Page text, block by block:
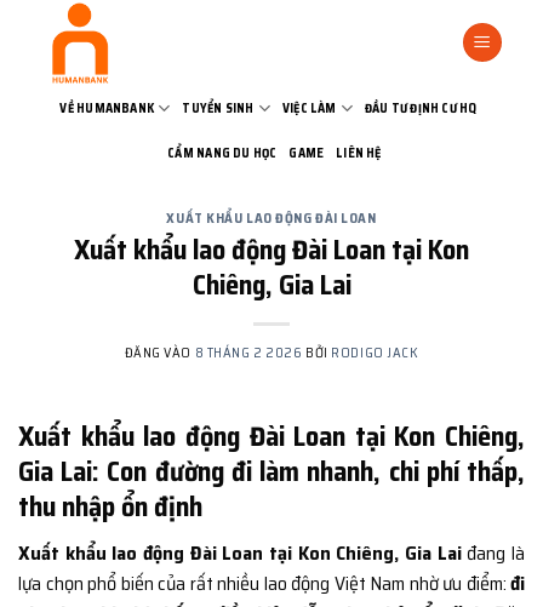
VỀ HUMANBANK TUYỂN SINH VIỆC LÀM ĐẦU TƯ ĐỊNH CƯ HQ
CẨM NANG DU HỌC GAME LIÊN HỆ
XUẤT KHẨU LAO ĐỘNG ĐÀI LOAN
Xuất khẩu lao động Đài Loan tại Kon
Chiêng, Gia Lai
ĐĂNG VÀO 8 THÁNG 2 2026 BỞI RODIGO JACK
Xuất khẩu lao động Đài Loan tại Kon Chiêng,
Gia Lai: Con đường đi làm nhanh, chi phí thấp,
thu nhập ổn định
Xuất khẩu lao động Đài Loan tại Kon Chiêng, Gia Laiđang là
lựa chọn phổ biến của rất nhiều lao động Việt Nam nhờ ưu điểm:đi